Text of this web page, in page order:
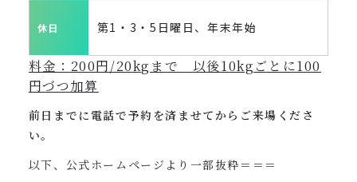
休日 第1・3・5 日曜日、年末年始
料金：200円/20kgまで 以後10kgごとに100
円づつ加算
前日までに電話で予約を済ませてからご来場くださ
い。
以下、公式ホームページより一部抜粋＝＝＝